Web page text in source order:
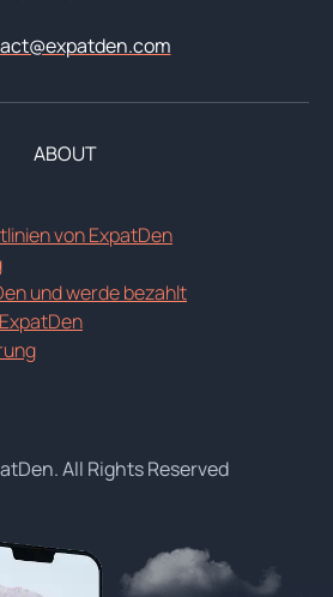
ABOUT
von ExpatDen
und werde bezahlt
All Rights Reserved